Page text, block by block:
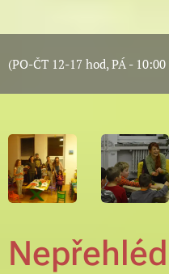
(PO-ČT 12-17 hod, PÁ -